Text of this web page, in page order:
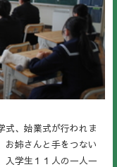
、始業式が行われま
お姉さんと手をつない
入学生１１人の一人一